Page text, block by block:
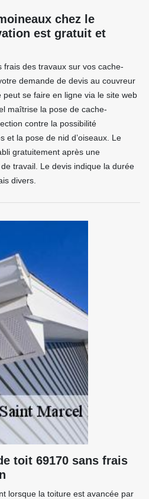
chez le
est gratuit et
des travaux sur vos cache-
demande de devis au couvreur
se faire en ligne via le site web
maîtrise la pose de cache-
contre la possibilité
et la pose de nid d’oiseaux. Le
gratuitement après une
travail. Le devis indique la durée
divers.
toit 69170 sans frais
lorsque la toiture est avancée par